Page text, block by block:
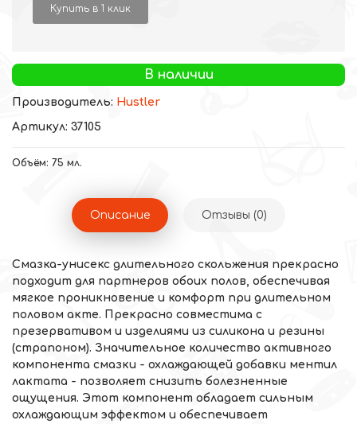
Купить в 1 клик
В наличии
Производитель: Hustler
Артикул: 37105
Объём: 75 мл.
Описание Отзывы (0)
Смазка-унисекс длительного скольжения прекрасно
подходит для партнеров обоих полов, обеспечивая
мягкое проникновение и комфорт при длительном
половом акте. Прекрасно совместима с
презервативом и изделиями из силикона и резины
(страпоном). Значительное количество активного
компонента смазки - охлаждающей добавки ментил
лактата - позволяет снизить болезненные
ощущения. Этот компонент обладает сильным
охлаждающим эффектом и обеспечивает